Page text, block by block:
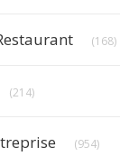
(168)
(214)
(954)